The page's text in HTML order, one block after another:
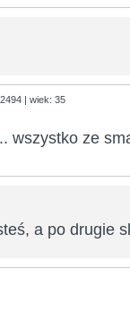
| wiek: 35
wszystko ze
a po drugie